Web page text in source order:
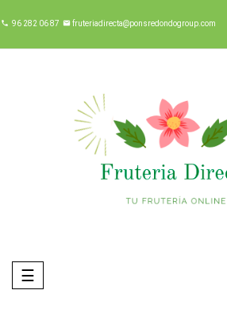
 96 282 06 87  fruteriadirecta@ponsredondogroup.com
Navegación
de
☰